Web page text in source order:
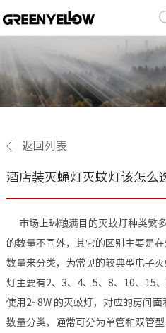
返回列表
酒店装灭蝇灯灭蚊灯该怎么
市场上琳琅满目的灭蚊灯种类繁多
的数量不同外，其它的区别主要是
数量来分类，为常见的较典型电子
灯主要有2、3、4、5、8、10、15
使用2~8W 的灭蚊灯，对应的房间
数量分类，通常可分为单管和双管